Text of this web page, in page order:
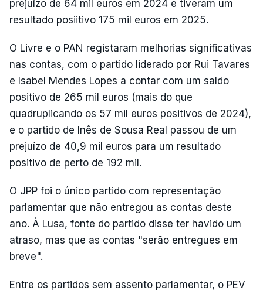
prejuízo de 64 mil euros em 2024 e tiveram um
resultado posiitivo 175 mil euros em 2025.
O Livre e o PAN registaram melhorias significativas
nas contas, com o partido liderado por Rui Tavares
e Isabel Mendes Lopes a contar com um saldo
positivo de 265 mil euros (mais do que
quadruplicando os 57 mil euros positivos de 2024),
e o partido de Inês de Sousa Real passou de um
prejuízo de 40,9 mil euros para um resultado
positivo de perto de 192 mil.
O JPP foi o único partido com representação
parlamentar que não entregou as contas deste
ano. À Lusa, fonte do partido disse ter havido um
atraso, mas que as contas "serão entregues em
breve".
Entre os partidos sem assento parlamentar, o PEV